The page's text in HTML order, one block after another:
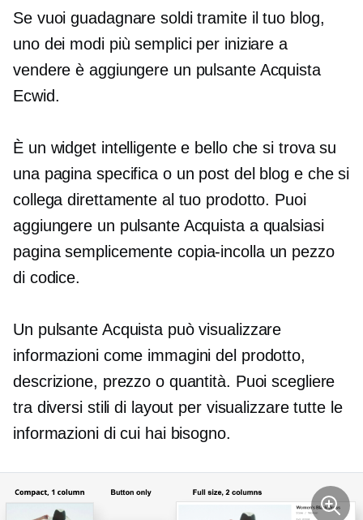
Se vuoi guadagnare soldi tramite il tuo blog,
uno dei modi più semplici per iniziare a
vendere è aggiungere un pulsante Acquista
Ecwid.
È un widget intelligente e bello che si trova su
una pagina specifica o un post del blog e che si
collega direttamente al tuo prodotto. Puoi
aggiungere un pulsante Acquista a qualsiasi
pagina semplicemente copia-incollaun pezzo
di codice.
Un pulsante Acquista può visualizzare
informazioni come immagini del prodotto,
descrizione, prezzo o quantità. Puoi scegliere
tra diversi stili di layout per visualizzare tutte le
informazioni di cui hai bisogno.